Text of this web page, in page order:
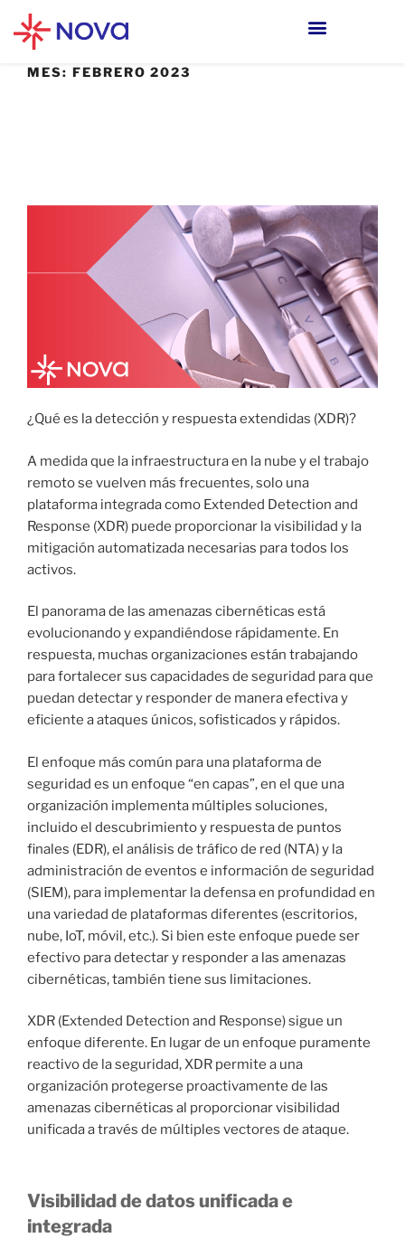
MES: FEBRERO 2023
¿Qué es la detección y respuesta extendidas (XDR)?
A medida que la infraestructura en la nube y el trabajo
remoto se vuelven más frecuentes, solo una
plataforma integrada como Extended Detection and
Response (XDR) puede proporcionar la visibilidad y la
mitigación automatizada necesarias para todos los
activos.
El panorama de las amenazas cibernéticas está
evolucionando y expandiéndose rápidamente. En
respuesta, muchas organizaciones están trabajando
para fortalecer sus capacidades de seguridad para que
puedan detectar y responder de manera efectiva y
eficiente a ataques únicos, sofisticados y rápidos.
El enfoque más común para una plataforma de
seguridad es un enfoque “en capas”, en el que una
organización implementa múltiples soluciones,
incluido el descubrimiento y respuesta de puntos
finales (EDR), el análisis de tráfico de red (NTA) y la
administración de eventos e información de seguridad
(SIEM), para implementar la defensa en profundidad en
una variedad de plataformas diferentes (escritorios,
nube, IoT, móvil, etc.). Si bien este enfoque puede ser
efectivo para detectar y responder a las amenazas
cibernéticas, también tiene sus limitaciones.
XDR (Extended Detection and Response) sigue un
enfoque diferente. En lugar de un enfoque puramente
reactivo de la seguridad, XDR permite a una
organización protegerse proactivamente de las
amenazas cibernéticas al proporcionar visibilidad
unificada a través de múltiples vectores de ataque.
Visibilidad de datos unificada e
integrada